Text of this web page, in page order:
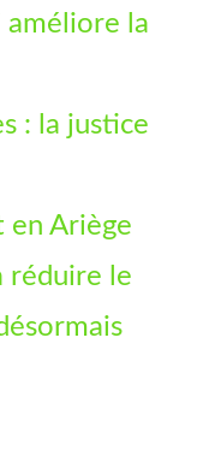
la
: la justice
en Ariège
réduire le